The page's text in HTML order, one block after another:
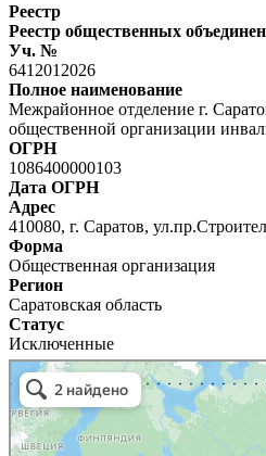
Реестр
Реестр общественных
Уч. №
6412012026
Полное наименование
Межрайонное отделение г.
общественной организации
ОГРН
1086400000103
Дата ОГРН
Адрес
410080, г. Саратов,
Форма
Общественная организация
Регион
Саратовская область
Статус
Исключенные